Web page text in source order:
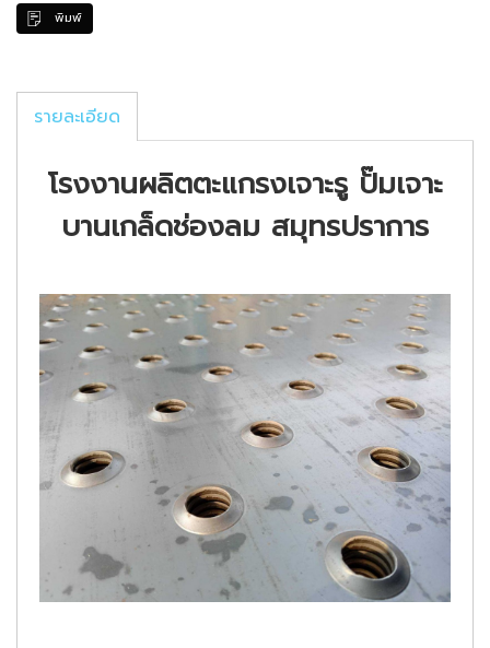
พิมพ์
รายละเอียด
โรงงานผลิตตะแกรงเจาะรู ปั๊มเจาะ
บานเกล็ดช่องลม สมุทรปราการ